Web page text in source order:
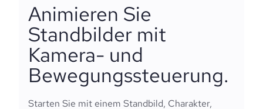
Animieren Sie
Standbilder mit
Kamera- und
Bewegungssteuerung.
Starten Sie mit einem Standbild, Charakter,